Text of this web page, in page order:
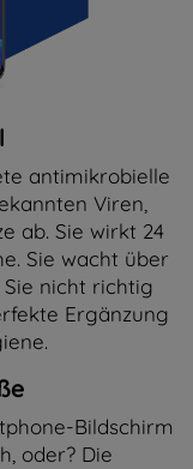
antimikrobielle
Viren,
ab. Sie wirkt 24
Sie wacht über
nicht richtig
Ergänzung
Bildschirm
oder? Die